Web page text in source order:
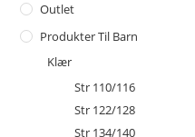
Outlet
Produkter Til Barn
Klær
Str 110/116
Str 122/128
Str 134/140